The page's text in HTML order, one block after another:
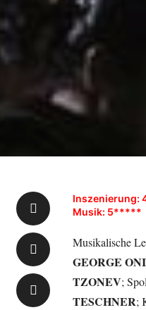
Inszenierung:
Musik: 5*****
Musikalische
GEORGE
TZONEV;
TESCHNER;